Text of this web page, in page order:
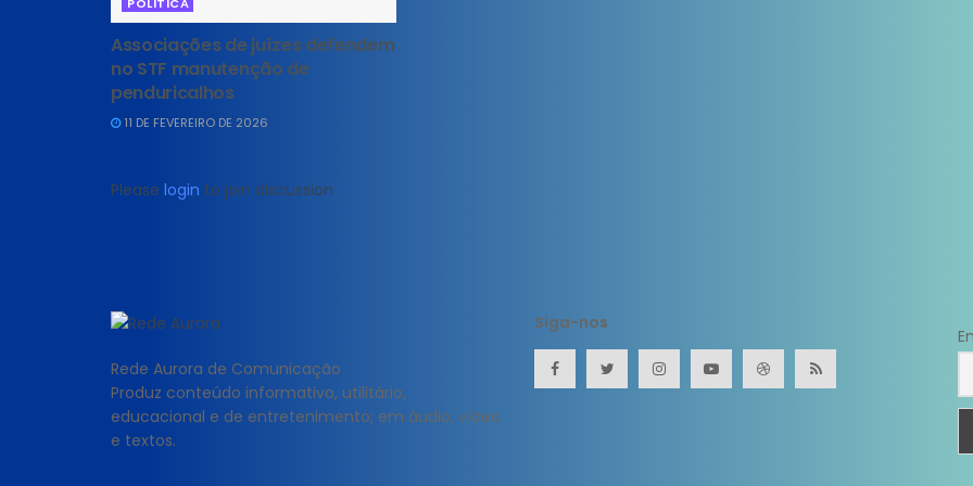
Associações de juízes defendem
no STF manutenção de
penduricalhos
11 DE FEVEREIRO DE 2026
Please login to join discussion
Rede Aurora de Comunicação
Produz conteúdo informativo, utilitário,
educacional e de entretenimento; em áudio, vídeo
e textos.
Siga-nos